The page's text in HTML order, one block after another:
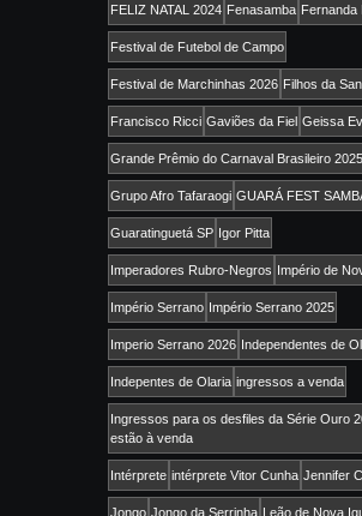
FELIZ NATAL 2024 Fenasamba Fernanda
Festival de Futebol de Campo
Festival de Marchinhas 2026 Filhos da
Francisco Ricci Gaviões da Fiel Geissa
Grande Prêmio do Carnaval Brasileiro 2025
Grupo Afro Tafaraogi GUARÁ FEST
Guaratinguetá SP Igor Pitta
Imperadores Rubro-Negros Império de
Império Serrano Império Serrano 2025
Imperio Serrano 2026 Independentes de
Indepentes de Olaria ingressos a venda
Ingressos para os desfiles da Série Ouro
estão à venda
Intérprete intérprete Vitor Cunha Jennifer
Jongo Jongo da Serrinha Leão de Nova